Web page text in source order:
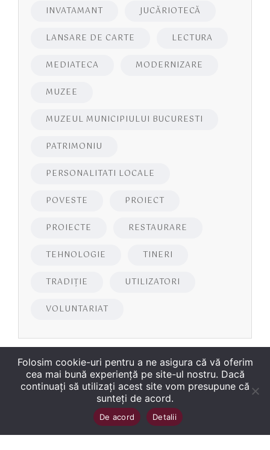
INVATAMANT JUCĂRIOTECĂ
LANSARE DE CARTE LECTURA
MEDIATECA MODERNIZARE
MUZEE
MUZEUL MUNICIPIULUI BUCURESTI
PATRIMONIU
PERSONALITATI LOCALE
POVESTE PROIECT
PROIECTE RESTAURARE
TEHNOLOGIE TINERI
TRADIȚIE UTILIZATORI
VOLUNTARIAT
2026Biblioteca Județeană
„George Bariţiu‟ Braşov. Toate drepturile sunt
Folosim cookie-uri pentru a ne asigura că vă oferim
cea mai bună experiență pe site-ul nostru. Dacă
continuați să utilizați acest site vom presupune că
sunteți de acord.
De acord Detalii